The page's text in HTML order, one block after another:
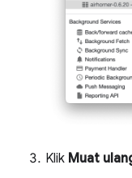
Klik Muat